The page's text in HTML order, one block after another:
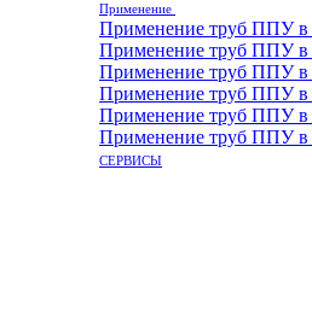
Применение
Применение труб ППУ в
Применение труб ППУ в
Применение труб ППУ в
Применение труб ППУ в
Применение труб ППУ в
Применение труб ППУ в
СЕРВИСЫ